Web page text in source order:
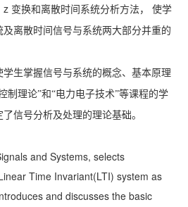
z 变换和离散时间系统分析方法，
使学
离散时间信号与系统两大部分并重的
生掌握信号与系统的概念、基本原理
制理论”和“电力电子技术”等课程的学
信号分析及处理的理论基础。
and Systems, selects
Time Invariant(LTI) system as
and discusses the basic